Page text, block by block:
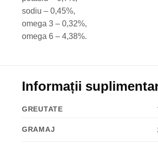
sodiu – 0,45%,
omega 3 – 0,32%,
omega 6 – 4,38%.
Informații
GREUTATE
GRAMAJ